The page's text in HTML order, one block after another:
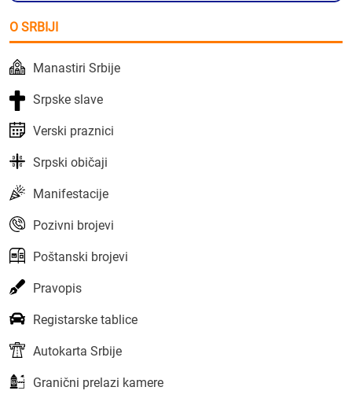
O SRBIJI
Manastiri Srbije
Srpske slave
Verski praznici
Srpski običaji
Manifestacije
Pozivni brojevi
Poštanski brojevi
Pravopis
Registarske tablice
Autokarta Srbije
Granični prelazi kamere